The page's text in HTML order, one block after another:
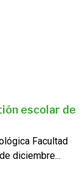
escolar de
Facultad
diciembre...